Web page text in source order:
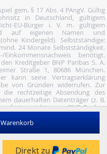
Direkt zu
gem. § 17 Abs. 4 PAngV. Gültig
in Deutschland, gültigem
EU-Bürger i. V. m. gültigem
auf eigenen Namen und
Kindergeld). Selbstständige:
24 Monate Selbstständigkeit.
benötigt.
Kreditgeber BNP Paribas S. A.
Straße 1, 80686 München.
kann seine Vertragserklärung
von Gründen widerrufen. Zur
rechtzeitige Absendung des
dauerhaften Datenträger (z. B.
ist zu richten an: BNP Paribas
5, 47051 Duisburg (Fax: 02
34 69 54-02; E- Mail:
bestelle versandkostenfrei.